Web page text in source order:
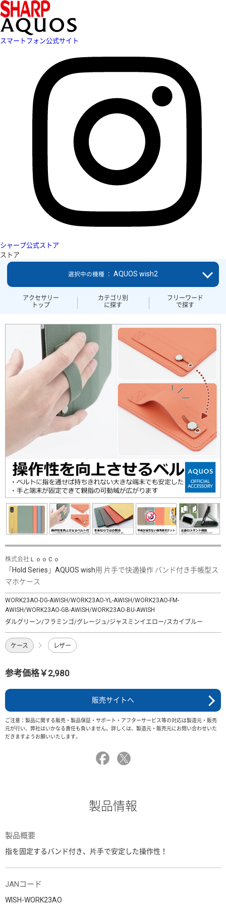
スマートフォン公式サイト
シャープ公式ストア
ストア
アクセサリー
トップ
カテゴリ別
に探す
フリーワード
で探す
選択中の機種 ： AQUOS wish2
株式会社ＬｏｏＣｏ
「Hold Series」AQUOS wish用 片手で快適操作 バンド付き手帳型ス
マホケース
WORK23AO-DG-AWISH/WORK23AO-YL-AWISH/WORK23AO-FM-
AWISH/WORK23AO-GB-AWISH/WORK23AO-BU-AWISH
ダルグリーン/フラミンゴ/グレージュ/ジャスミンイエロー/スカイブルー
ケース レザー
参考価格￥2,980
販売サイトへ
ご注意：製品に関する販売・製品保証・サポート・アフターサービス等の対応は製造元・販売
元が行い、弊社はいかなる責任も負いません。詳しくは、製造元・販売元にお問い合わせいた
だきますようお願いいたします。
製品情報
製品概要
指を固定するバンド付き、片手で安定した操作性！
JANコード
WISH-WORK23AO